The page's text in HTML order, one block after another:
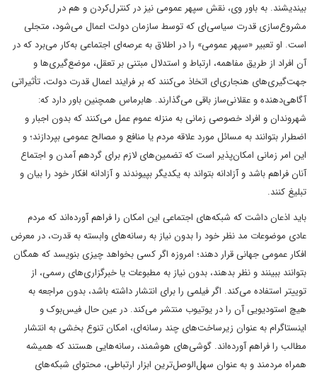
بیندیشند. به باور وی، نقش سپهر عمومی نیز در کنترل‌کردن و هم در
مشروع‌سازی قدرت سیاسی‌ای که توسط سازمان دولت اعمال می‌شود، متجلی
است. او تعبیر «سپهر عمومی» را در اطلاق به عرصه‌ای اجتماعی به‌کار می‌برد که در
آن افراد از طریق مفاهمه، ارتباط و استدلال مبتنی بر تعقل، موضع‌گیری‌ها و
جهت‌گیری‌های هنجاری‌ای اتخاذ می‌کنند که بر فرایند اعمال قدرت دولت، تأثیراتی
آگاهی‌دهنده و عقلانی‌ساز باقی می‌گذارند. هابرماس همچنین باور دارد که:
شهروندان و افراد خصوصی زمانی به منزله عموم عمل می‌کنند که بدون اجبار و
اضطرار بتوانند به مسائل مورد علاقه مردم یا منافع و مصالح عمومی بپردازند؛ و
این امر زمانی امکان‌پذیر است که تضمین‌های لازم برای گردهم آمدن و اجتماع
آنان فراهم باشد و آزادانه بتواند به یکدیگر بپیوندند و آزادانه افکار خود را بیان و
تبلیغ کنند.
باید اذعان داشت که شبکه‌های اجتماعی این امکان را فراهم آورده‌اند که مردم
عادی موضوعات مد نظر خود را بدون نیاز به رسانه‌های وابسته به قدرت، در معرض
افکار عمومی جهانی قرار دهند؛ امروزه اگر کسی بخواهد چیزی بنویسد که همگان
بتوانند ببینند و نظر بدهند، بدون نیاز به مطبوعات یا خبرگزاری‌های رسمی، از
توییتر استفاده می‌کند. اگر فیلمی را برای انتشار داشته باشد، بدون مراجعه به
هیچ استودیویی آن را در یوتیوب منتشر می‌کند. در عین حال فیس‌بوک و
اینستاگرام به عنوان زیرساخت‌های چند رسانه‌ای، امکان تنوع بخشی به انتشار
مطالب را فراهم آورده‌اند. گوشی‌های هوشمند، رسانه‌هایی هستند که همیشه
همراه مردمند و به عنوان سهل‌الوصل‌ترین ابزار ارتباطی، محتوای شبکه‌های